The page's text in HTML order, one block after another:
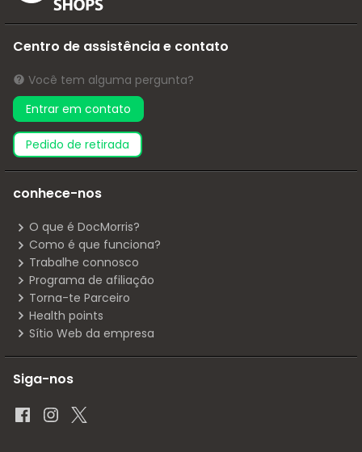
Centro de assistência e contato
Você tem alguma pergunta?
Entrar em contato
pedido de retirada
conhece-nos
O que é DocMorris?
Como é que funciona?
Trabalhe connosco
Programa de afiliação
Torna-te Parceiro
Health points
Sítio Web da empresa
Siga-nos